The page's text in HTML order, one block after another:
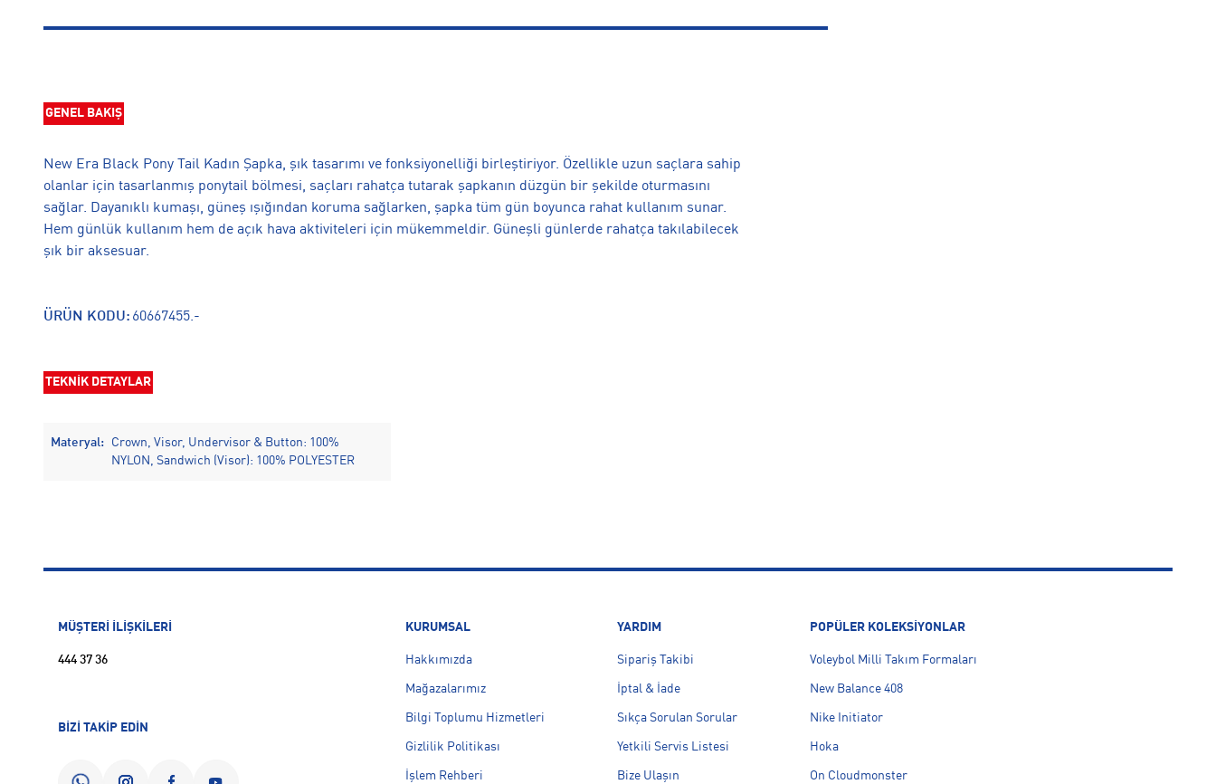
GENEL BAKIŞ
New Era Black Pony Tail Kadın Şapka, şık tasarımı ve fonksiyonelliği birleştiriyor. Özellikle uzun saçlara sahip
olanlar için tasarlanmış ponytail bölmesi, saçları rahatça tutarak şapkanın düzgün bir şekilde oturmasını
sağlar. Dayanıklı kumaşı, güneş ışığından koruma sağlarken, şapka tüm gün boyunca rahat kullanım sunar.
Hem günlük kullanım hem de açık hava aktiviteleri için mükemmeldir. Güneşli günlerde rahatça takılabilecek
şık bir aksesuar.
ÜRÜN KODU: 60667455.-
TEKNİK DETAYLAR
Materyal:
Crown, Visor, Undervisor & Button: 100%
NYLON, Sandwich (Visor): 100% POLYESTER
MÜŞTERİ İLİŞKİLERİ
444 37 36
BİZİ TAKİP EDİN
KURUMSAL
Hakkımızda
Mağazalarımız
Bilgi Toplumu Hizmetleri
Gizlilik Politikası
İşlem Rehberi
YARDIM
Sipariş Takibi
İptal & İade
Sıkça Sorulan Sorular
Yetkili Servis Listesi
Bize Ulaşın
POPÜLER KOLEKSİYONLAR
Voleybol Milli Takım Formaları
New Balance 408
Nike Initiator
Hoka
On Cloudmonster